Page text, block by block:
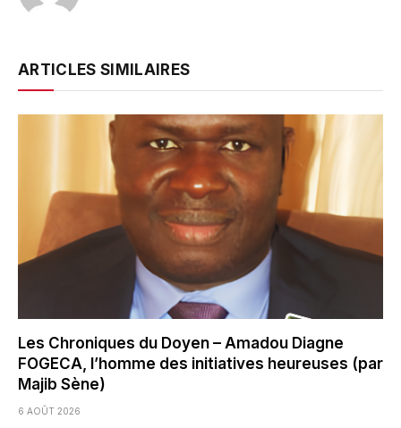
ARTICLES SIMILAIRES
Les Chroniques du Doyen – Amadou Diagne
FOGECA, l’homme des initiatives heureuses (par
Majib Sène)
6 AOÛT 2026